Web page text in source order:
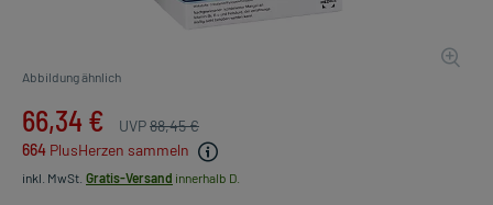
Abbildung ähnlich
66,34 € UVP88,45 €
664 PlusHerzen sammeln
inkl. MwSt. Gratis-Versand innerhalb D.